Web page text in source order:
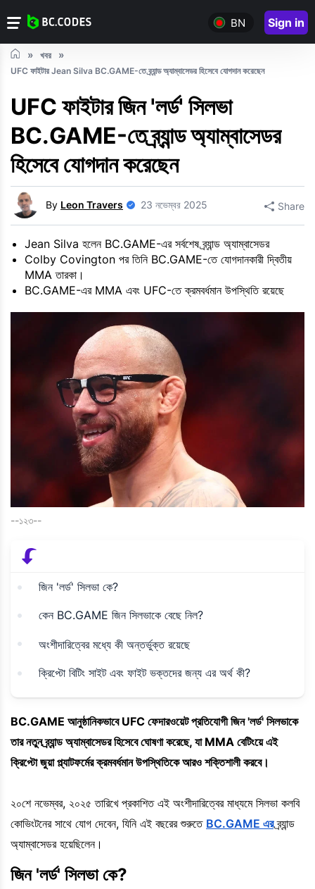
BN Sign in
খবর
UFC ফাইটার Jean Silva BC.GAME-তে ব্র্যান্ড অ্যাম্বাসেডর হিসেবে যোগদান করেছেন
UFC ফাইটার জিন 'লর্ড' সিলভা
BC.GAME-তে ব্র্যান্ড অ্যাম্বাসেডর
হিসেবে যোগদান করেছেন
By Leon Travers 23 নভেম্বর 2025 Share
Jean Silva হলেন BC.GAME-এর সর্বশেষ ব্র্যান্ড অ্যাম্বাসেডর
Colby Covington পর তিনি BC.GAME-তে যোগদানকারী দ্বিতীয়
MMA তারকা।
BC.GAME-এর MMA এবং UFC-তে ক্রমবর্ধমান উপস্থিতি রয়েছে
--১২৩--
জিন 'লর্ড' সিলভা কে?
কেন BC.GAME জিন সিলভাকে বেছে নিল?
অংশীদারিত্বের মধ্যে কী অন্তর্ভুক্ত রয়েছে
ক্রিপ্টো বিটিং সাইট এবং ফাইট ভক্তদের জন্য এর অর্থ কী?
BC.GAME আনুষ্ঠানিকভাবে UFC ফেদারওয়েট প্রতিযোগী জিন 'লর্ড' সিলভাকে
তার নতুন ব্র্যান্ড অ্যাম্বাসেডর হিসেবে ঘোষণা করেছে, যা MMA বেটিংয়ে এই
ক্রিপ্টো জুয়া প্ল্যাটফর্মের ক্রমবর্ধমান উপস্থিতিকে আরও শক্তিশালী করবে।
২০শে নভেম্বর, ২০২৫ তারিখে প্রকাশিত এই অংশীদারিত্বের মাধ্যমে সিলভা কলবি
কোভিংটনের সাথে যোগ দেবেন, যিনি এই বছরের শুরুতে BC.GAME এরব্র্যান্ড
অ্যাম্বাসেডর হয়েছিলেন।
জিন 'লর্ড' সিলভা কে?